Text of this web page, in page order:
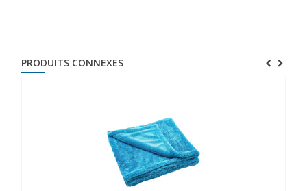
PRODUITS CONNEXES